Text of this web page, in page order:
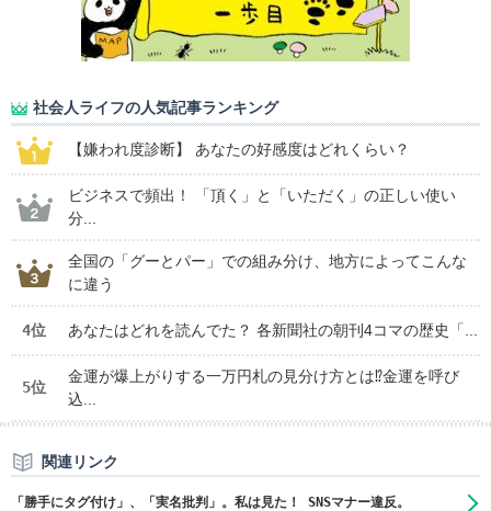
社会人ライフの人気記事ランキング
【嫌われ度診断】 あなたの好感度はどれくらい？
ビジネスで頻出！ 「頂く」と「いただく」の正しい使い
分...
全国の「グーとパー」での組み分け、地方によってこんな
に違う
4位 あなたはどれを読んでた？ 各新聞社の朝刊4コマの歴史「...
5位
金運が爆上がりする一万円札の見分け方とは⁉金運を呼び
込...
関連リンク
「勝手にタグ付け」、「実名批判」。私は見た！ SNSマナー違反。